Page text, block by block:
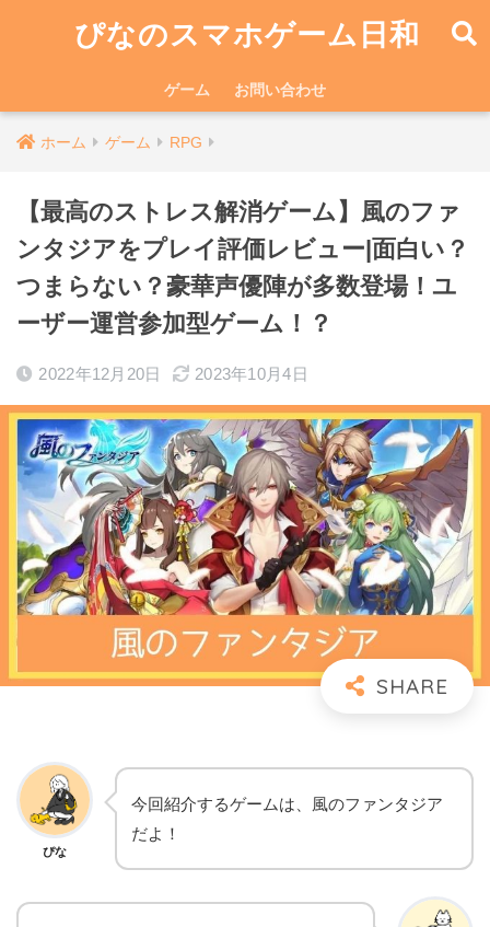
ぴなのスマホゲーム日和
ゲーム お問い合わせ
ホーム ゲーム RPG
【最高のストレス解消ゲーム】風のファ
ンタジアをプレイ評価レビュー|面白い？
つまらない？豪華声優陣が多数登場！ユ
ーザー運営参加型ゲーム！？
2022年12月20日 2023年10月4日
ぴな
今回紹介するゲームは、風のファンタジア
だよ！